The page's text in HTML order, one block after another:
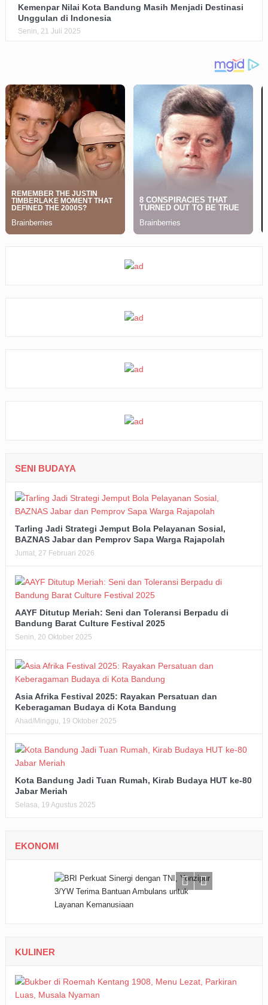
Kemenpar Nilai Kota Bandung Masih Menjadi Destinasi
Unggulan di Indonesia
Senin, 21 Juli 2025
SENI BUDAYA
Tarling Jadi Strategi Jemput Bola Pelayanan Sosial,
BAZNAS Jabar dan Pemprov Sapa Warga Rajapolah
Jumat, 27 Februari 2026
AAYF Ditutup Meriah: Seni dan Toleransi Berpadu di
Bandung Barat Culture Festival 2025
Senin, 20 Oktober 2025
Asia Afrika Festival 2025: Rayakan Persatuan dan
Keberagaman Budaya di Kota Bandung
Ahad/Minggu, 19 Oktober 2025
Kota Bandung Jadi Tuan Rumah, Kirab Budaya HUT ke-80
Jabar Meriah
Selasa, 19 Agustus 2025
EKONOMI
KULINER